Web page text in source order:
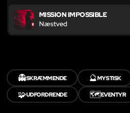
MISSION IMPOSSIBLE
Næstved
👻SKRÆMMENDE 🔮MYSTISK
🧩UDFORDRENDE 🗺️EVENTYR